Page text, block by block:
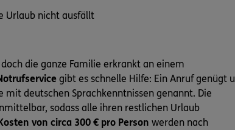
Urlaub nicht ausfällt
die ganze Familie erkrankt an einem
gibt es schnelle Hilfe: Ein Anruf genügt
mit deutschen Sprachkenntnissen genannt. Die
sodass alle ihren restlichen Urlaub
von circa 300 € pro Person werden nach